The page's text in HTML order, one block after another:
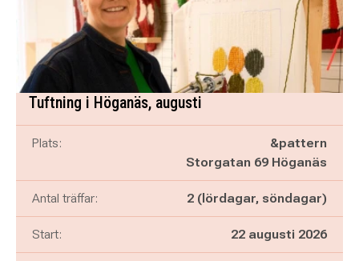
Tuftning i Höganäs, augusti
Plats:
&pattern
Storgatan 69 Höganäs
Antal träffar: 2 (lördagar, söndagar)
Start: 22 augusti 2026